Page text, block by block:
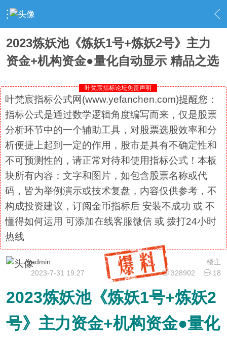
› 社区精选 › 金币指标 › 内容
2023炼妖池《炼妖1号+炼妖2号》主力
资金+机构资金●量化自动显示 精品之选
叶梵宸指标论坛免责声明
叶梵宸指标公式网(www.yefanchen.com)提醒您：
指标公式是通过数学逻辑角度编写而来，仅是股票
分析环节中的一个辅助工具，对股票选股效率和分
析便捷上起到一定的作用，股市是具有不确定性和
不可预测性的，请正常对待和使用指标公式！本板
块所有内容：文字和图片，如包含股票名称或代
码，皆为举例演示或技术复盘，内容仅供参考，不
构成投资建议，订阅金币指标后 安装不成功 或 不
懂得如何运用 可添加在线客服微信 或 拨打24小时
热线
楼主
admin
328902
18
2023-7-31 19:27
2023炼妖池《炼妖1号+炼妖2
号》主力资金+机构资金●量化